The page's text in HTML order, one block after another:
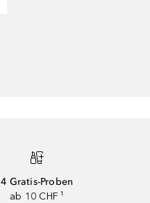
4 Gratis-Proben
ab 10 CHF ¹